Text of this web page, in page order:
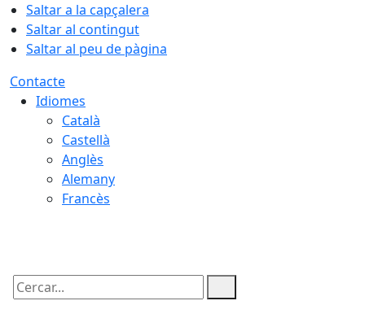
Saltar a la capçalera
Saltar al contingut
Saltar al peu de pàgina
Contacte
Idiomes
Català
Castellà
Anglès
Alemany
Francès
Cercar: